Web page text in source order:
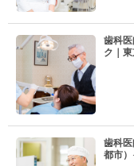
歯科
ク｜
歯科
都市